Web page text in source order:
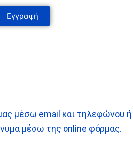
Εγγραφή
μέσω email και τηλεφώνου ή
μέσω της online φόρμας.